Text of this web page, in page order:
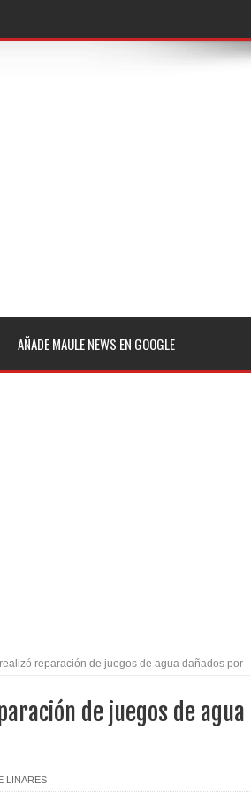
la Influenza y otros
dará la cara”
del Maule por su
de Linares
AÑADE MAULE NEWS EN GOOGLE
reparación de juegos de agua dañados por
de juegos de agua
LINARES